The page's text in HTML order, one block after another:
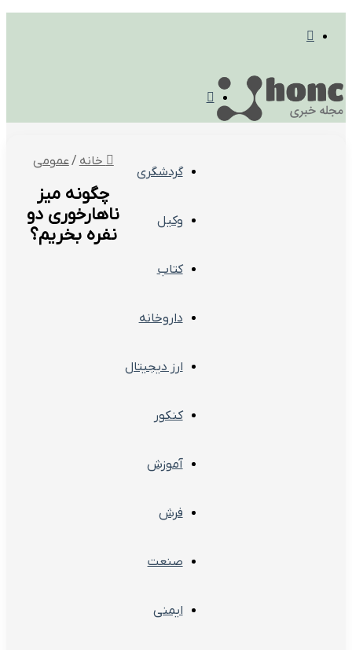
پوسته
گردشگری
وکیل
کتاب
داروخانه
ارز دیجیتال
کنکور
آموزش
فرش
صنعت
ایمنی
خانه/عمومی
چگونه میز
ناهارخوری دو
نفره بخریم؟